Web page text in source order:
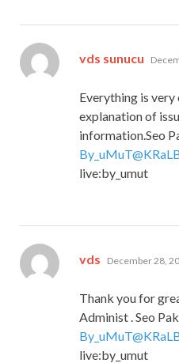
vds sunucu says:
Everything is very
explanation of
information.Seo
live:by_umut
vds says:
December 28,
Thank you for
Administ . Seo
live:by_umut